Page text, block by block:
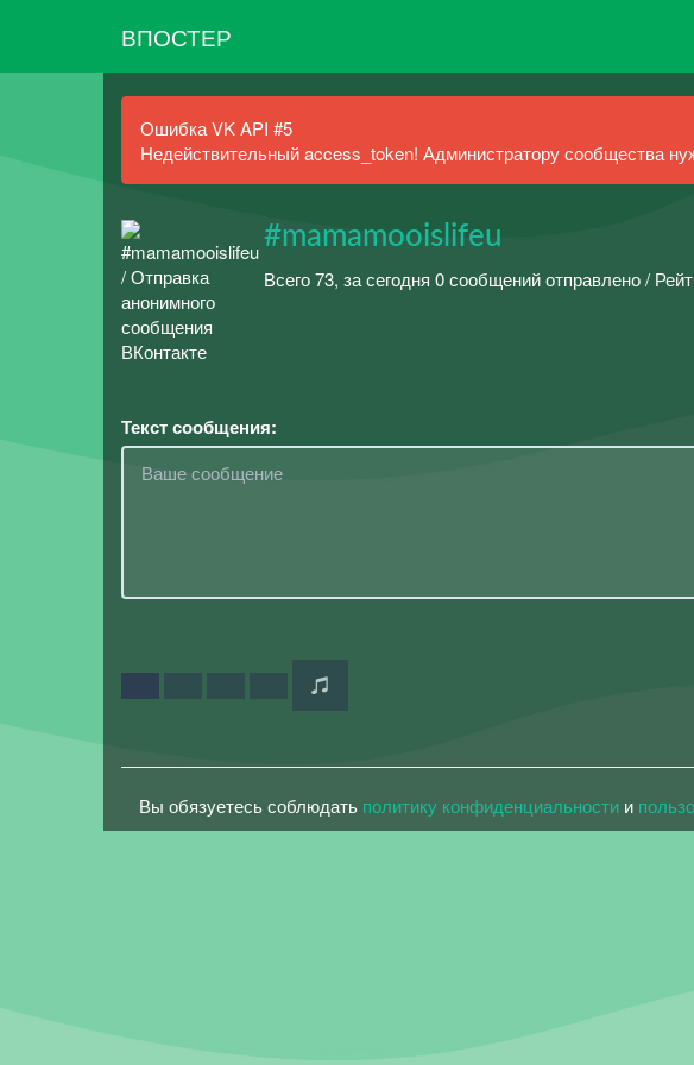
ВПОСТЕР
Ошибка VK API #5
Недействительный access_token! Администратору сообщества
#mamamooislifeu
Всего 73, за сегодня 0 сообщений отправлено /
Текст сообщения:
Вы обязуетесь соблюдать политику конфиденциальности и